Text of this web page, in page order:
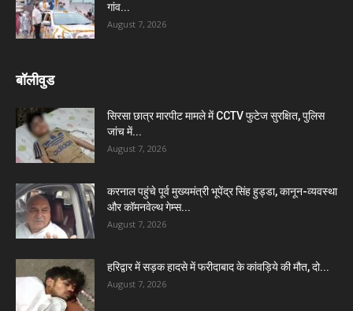
गांव...
August 7, 2026
बॉलीवुड
सिरसा छात्र मारपीट मामले में CCTV फुटेज सुरक्षित, पुलिस
जांच में...
August 7, 2026
करनाल पहुंचे पूर्व मुख्यमंत्री भूपेंद्र सिंह हुड्डा, कानून-व्यवस्था
और कॉमनवेल्थ गेम्स...
August 7, 2026
हरिद्वार में सड़क हादसे में फरीदाबाद के कांवड़िये की मौत, दो...
August 7, 2026